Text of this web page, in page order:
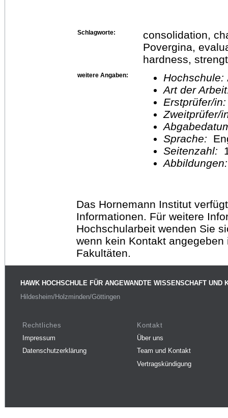
Schlagworte:
consolidation,
Povergina,
hardness,
weitere Angaben: Hochschule:
Art der
Erstprüfer/
Sprache:
Seitenzahl:
Das Hornemann Institut
Informationen. Für weitere
Hochschularbeit wenden Sie
wenn kein Kontakt
Fakultäten.
HAWK HOCHSCHULE FÜR ANGEWANDTE WISSENSCHAFT UND
Hildesheim/Holzminden/Göttingen
Rechtliches
Impressum
Datenschutzerklärung
Kontakt
Über uns
Team und Kontakt
Vertragskündigung